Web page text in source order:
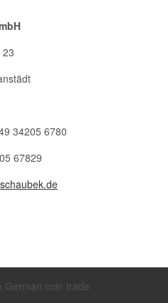
34205 6780
67829